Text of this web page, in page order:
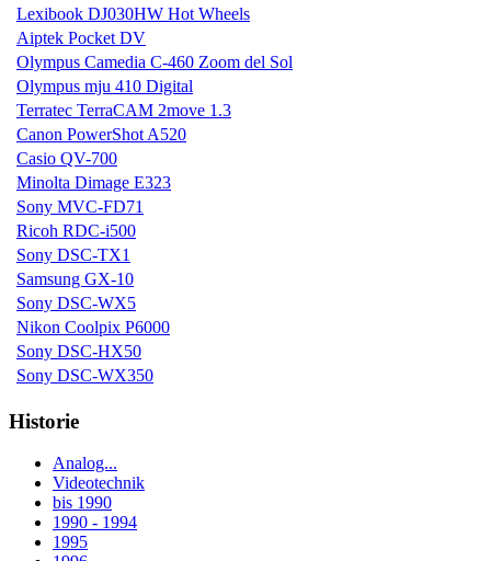
Lexibook DJ030HW Hot Wheels
Aiptek Pocket DV
Olympus Camedia C-460 Zoom del Sol
Olympus mju 410 Digital
Terratec TerraCAM 2move 1.3
Canon PowerShot A520
Casio QV-700
Minolta Dimage E323
Sony MVC-FD71
Ricoh RDC-i500
Sony DSC-TX1
Samsung GX-10
Sony DSC-WX5
Nikon Coolpix P6000
Sony DSC-HX50
Sony DSC-WX350
Historie
Analog...
Videotechnik
bis 1990
1990 - 1994
1995